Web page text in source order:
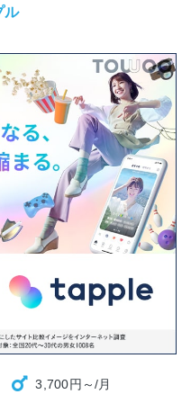
ル
3,700円～/月